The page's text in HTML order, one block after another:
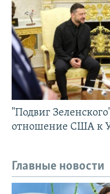
"Подвиг
отношение США к
Главные новости